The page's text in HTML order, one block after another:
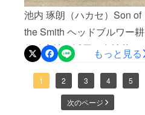
ています。日本のクラフト
ビールはまだまだニッチ産
業。クラフトビールに携わ
る私たちが生き残るために
は、圧倒的な経験値が大事
な業種となりました。
AMAKUSA SONAR BEER
池内 琢朗（ハカセ）Son of
the Smith ヘッドブルワー耕
作放棄地の活用や自社栽培
に取り組む姿勢は本当に素
晴らしいです。製糖機械の
継承や、サトウキビ、唐芋
もっと見る
1 2 3 4 5
次のページ